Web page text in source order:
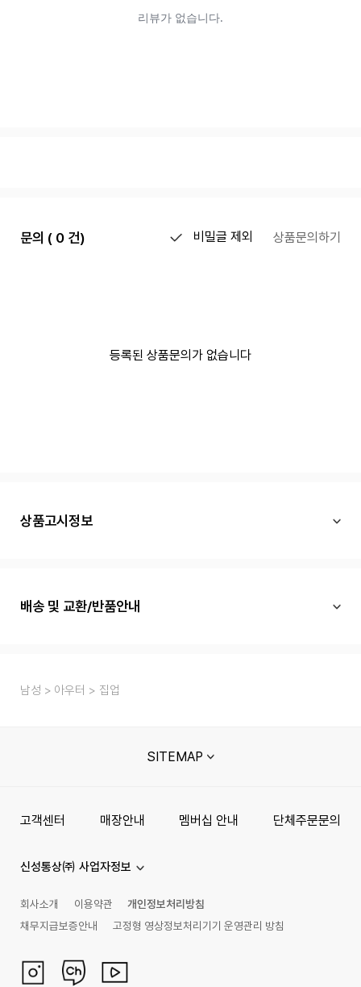
문의 ( 0 건) 비밀글 제외 상품문의하기
등록된 상품문의가 없습니다
상품고시정보
배송 및 교환/반품안내
남성 아우터 집업
SITEMAP
고객센터 매장안내 멤버십 안내 단체주문문의
신성통상㈜ 사업자정보
회사소개 이용약관
개인정보처리방침
채무지급보증안내
고정형 영상정보처리기기 운영관리 방침